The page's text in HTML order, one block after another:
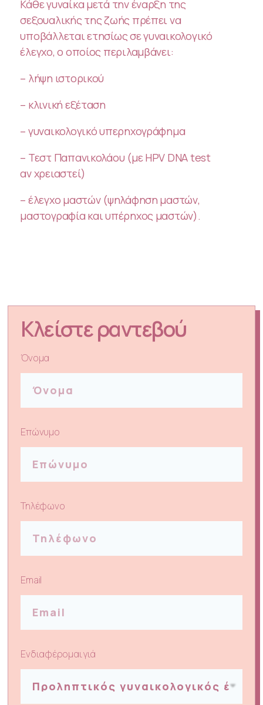
Κάθε γυναίκα μετά την έναρξη της
σεξουαλικής της ζωής πρέπει να
υποβάλλεται ετησίως σε γυναικολογικό
έλεγχο, ο οποίος περιλαμβάνει:
– λήψη ιστορικού
– κλινική εξέταση
– γυναικολογικό υπερηχογράφημα
– Τεστ Παπανικολάου (με HPV DNA test
αν χρειαστεί)
– έλεγχο μαστών (ψηλάφηση μαστών,
μαστογραφία και υπέρηχος μαστών).
Κλείστε ραντεβού
Όνομα
Επώνυμο
Τηλέφωνο
Email
Ενδιαφέρομαι γιά